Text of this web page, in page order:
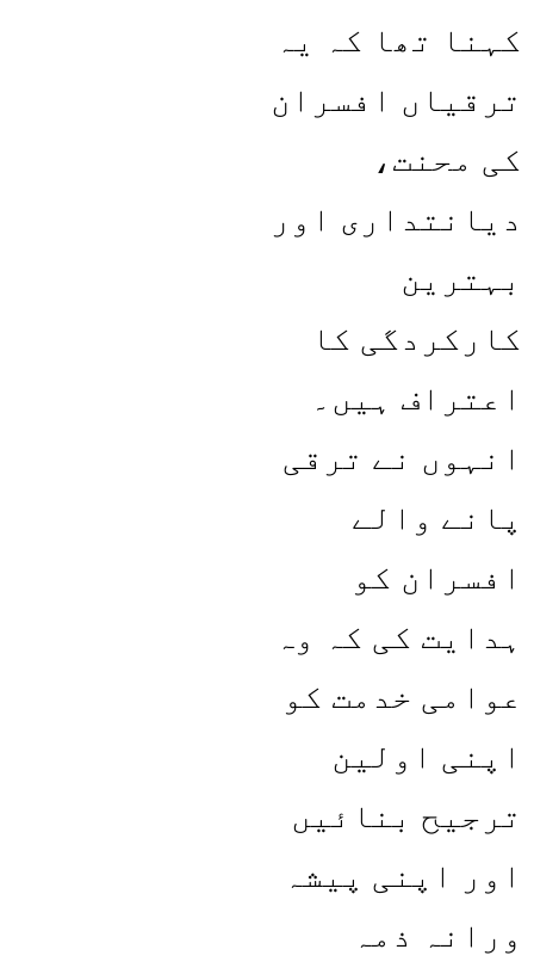
کہنا تھا کہ یہ
ترقیاں افسران
کی محنت،
دیانتداری اور
بہترین
کارکردگی کا
اعتراف ہیں۔
انہوں نے ترقی
پانے والے
افسران کو
ہدایت کی کہ وہ
عوامی خدمت کو
اپنی اولین
ترجیح بنائیں
اور اپنی پیشہ
ورانہ ذمہ